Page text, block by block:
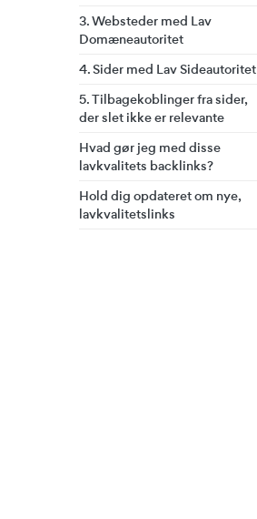
3. Websteder med Lav
Domæneautoritet
4. Sider med Lav Sideautoritet
5. Tilbagekoblinger fra sider,
der slet ikke er relevante
Hvad gør jeg med disse
lavkvalitets backlinks?
Hold dig opdateret om nye,
lavkvalitetslinks